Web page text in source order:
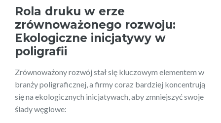
Rola druku w erze
zrównoważonego rozwoju:
Ekologiczne inicjatywy w
poligrafii
Zrównoważony rozwój stał się kluczowym elementem w
branży poligraficznej, a firmy coraz bardziej koncentrują
się na ekologicznych inicjatywach, aby zmniejszyć swoje
ślady węglowe: